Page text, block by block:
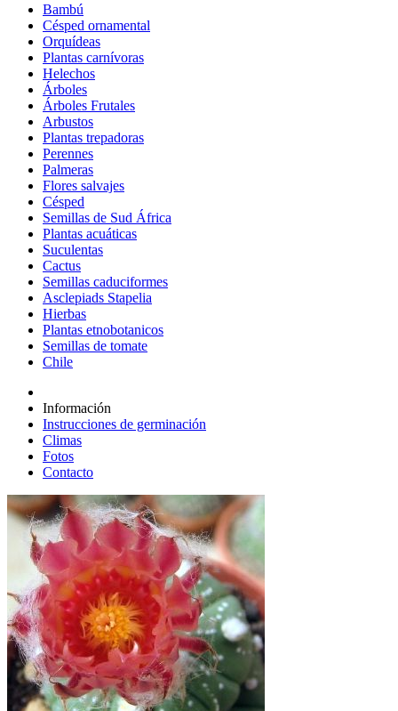
Bambú
Césped ornamental
Orquídeas
Plantas carnívoras
Helechos
Árboles
Árboles Frutales
Arbustos
Plantas trepadoras
Perennes
Palmeras
Flores salvajes
Césped
Semillas de Sud África
Plantas acuáticas
Suculentas
Cactus
Semillas caduciformes
Asclepiads Stapelia
Hierbas
Plantas etnobotanicos
Semillas de tomate
Chile
Información
Instrucciones de germinación
Climas
Fotos
Contacto